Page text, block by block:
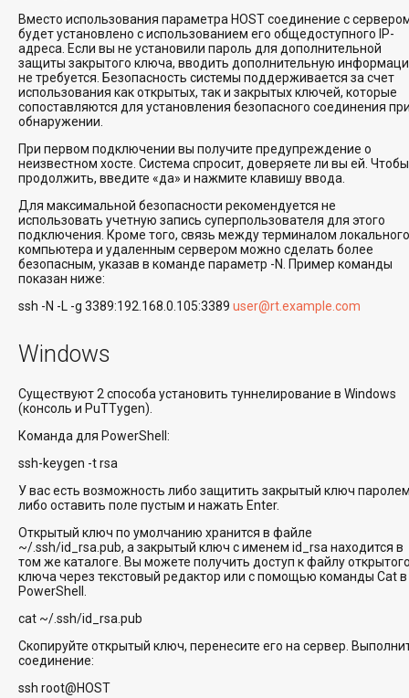
Вместо использования параметра HOST соединение с
будет установлено с использованием его общедоступного IP-
адреса. Если вы не установили пароль для дополнительной
защиты закрытого ключа, вводить дополнительную
не требуется. Безопасность системы поддерживается за счет
использования как открытых, так и закрытых ключей, которые
сопоставляются для установления безопасного соединения
обнаружении.
При первом подключении вы получите предупреждение о
неизвестном хосте. Система спросит, доверяете ли вы ей. Чтобы
продолжить, введите «да» и нажмите клавишу ввода.
Для максимальной безопасности рекомендуется не
использовать учетную запись суперпользователя для этого
подключения. Кроме того, связь между терминалом локального
компьютера и удаленным сервером можно сделать более
безопасным, указав в команде параметр -N. Пример команды
показан ниже:
ssh -N -L -g 3389:192.168.0.105:3389 user@rt.example.com
Windows
Существуют 2 способа установить туннелирование в Windows
(консоль и PuTTygen).
Команда для PowerShell:
ssh-keygen -t rsa
У вас есть возможность либо защитить закрытый ключ
либо оставить поле пустым и нажать Enter.
Открытый ключ по умолчанию хранится в файле
~/.ssh/id_rsa.pub, а закрытый ключ с именем id_rsa находится в
том же каталоге. Вы можете получить доступ к файлу
ключа через текстовый редактор или с помощью команды Cat в
PowerShell.
cat ~/.ssh/id_rsa.pub
Скопируйте открытый ключ, перенесите его на сервер.
соединение:
ssh root@HOST